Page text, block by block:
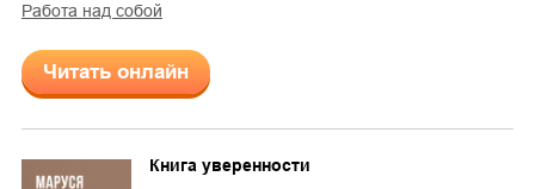
работа над собой
Читать онлайн
Книга уверенности